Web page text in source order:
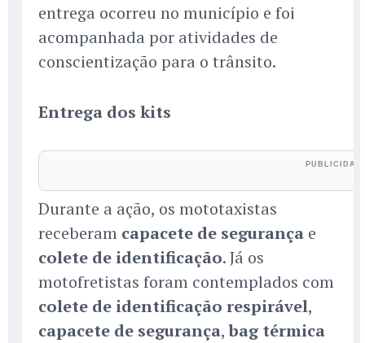
entrega ocorreu no município e foi
acompanhada por atividades de
conscientização para o trânsito.
Entrega dos kits
Durante a ação, os mototaxistas
receberam capacete de segurança e
colete de identificação. Já os
motofretistas foram contemplados com
colete de identificação respirável,
capacete de segurança,bag térmica